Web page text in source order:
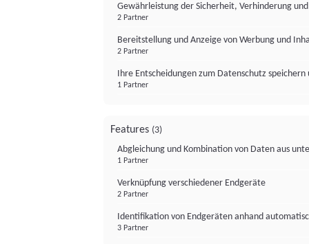
Gewährleistung der Sicherheit, Verhinderung
2 Partner
Bereitstellung und Anzeige von Werbung und
2 Partner
Ihre Entscheidungen zum Datenschutz
1 Partner
Features (3)
Abgleichung und Kombination von Daten aus
1 Partner
Verknüpfung verschiedener Endgeräte
2 Partner
Identifikation von Endgeräten anhand
3 Partner